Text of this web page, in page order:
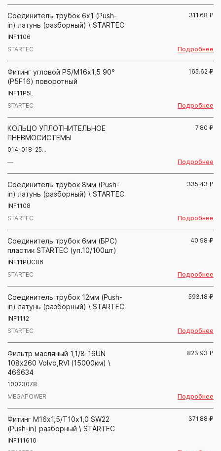
Соединитель трубок 6х1 (Push-
in) латунь (разборный) \ STARTEC
INF1106
STARTEC
311.68 ₽
Подробнее
Фитинг угловой Р5/М16х1,5 90°
(P5F16) поворотный
INF11P5L
STARTEC
165.62 ₽
Подробнее
КОЛЬЦО УПЛОТНИТЕЛЬНОЕ
ПНЕВМОСИСТЕМЫ
014-018-25...
—
7.80 ₽
Подробнее
Соединитель трубок 8мм (Push-
in) латунь (разборный) \ STARTEC
INF1108
STARTEC
335.43 ₽
Подробнее
Соединитель трубок 6мм (БРС)
пластик STARTEC (уп.10/100шт)
INF11PUC06
STARTEC
40.98 ₽
Подробнее
Соединитель трубок 12мм (Push-
in) латунь (разборный) \ STARTEC
INF1112
STARTEC
593.18 ₽
Подробнее
Фильтр масляный 1,1/8-16UN
108х260 Volvo,RVI (15000км) \
466634
10023078
MEGAPOWER
823.93 ₽
Подробнее
Фитинг М16х1,5/Т10х1,0 SW22
(Push-in) разборный \ STARTEC
INF111610
371.88 ₽